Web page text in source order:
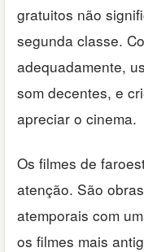
gratuitos não
segunda classe.
adequadamente,
som decentes, e
apreciar o cinema.
Os filmes de
atenção. São
atemporais com
os filmes mais